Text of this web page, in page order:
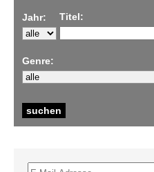
Jahr: Titel:
Genre: